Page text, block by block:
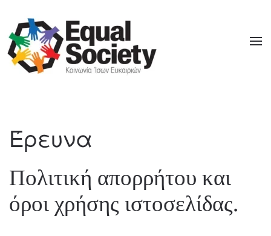
Έρευνα
Πολιτική απορρήτου και
όροι χρήσης ιστοσελίδας.